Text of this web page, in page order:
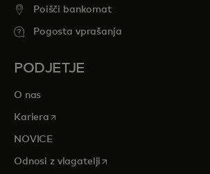
Poišči bankomat
Pogosta vprašanja
PODJETJE
O nas
Kariera opens in a new tab
NOVICE
Odnosi z vlagatelji opens in a new tab